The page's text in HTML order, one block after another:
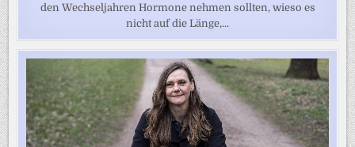
den Wechseljahren Hormone nehmen sollten, wieso es
nicht auf die Länge,...